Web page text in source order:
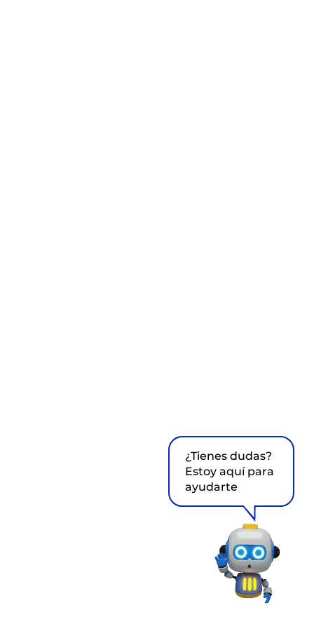
¿Tienes dudas?
Estoy aquí para
ayudarte